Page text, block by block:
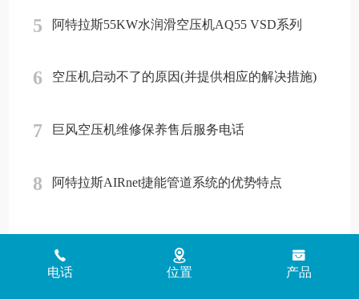
5 阿特拉斯55KW水润滑空压机AQ55 VSD系列
6 空压机启动不了的原因(并提供相应的解决措施)
7 巨风空压机维修保养售后服务电话
8 阿特拉斯AIRnet捷能管道系统的优势特点
电话 位置 产品
Copyright © 2018 - 2026 www.jinlingyasuoji.com
气胜智能装备（深圳）
有限公司版权所有
粤ICP备2021072975号
粤公网安备